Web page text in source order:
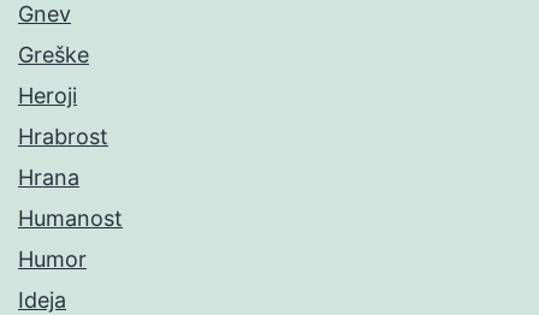
Gnev
Greške
Heroji
Hrabrost
Hrana
Humanost
Humor
Ideja